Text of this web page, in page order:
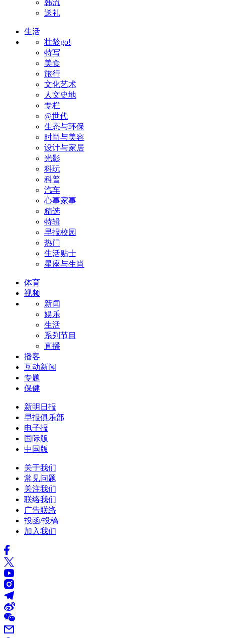
韩流
送礼
生活
壮龄go!
特写
美食
旅行
文化艺术
人文史地
专栏
@世代
生态与环保
时尚与美容
设计与家居
光影
科玩
科普
汽车
心事家事
精选
特辑
早报校园
热门
生活贴士
星座与生肖
体育
视频
新闻
娱乐
生活
系列节目
直播
播客
互动新闻
专题
保健
新明日报
早报俱乐部
电子报
国际版
中国版
关于我们
常见问题
关注我们
联络我们
广告联络
投函/投稿
加入我们